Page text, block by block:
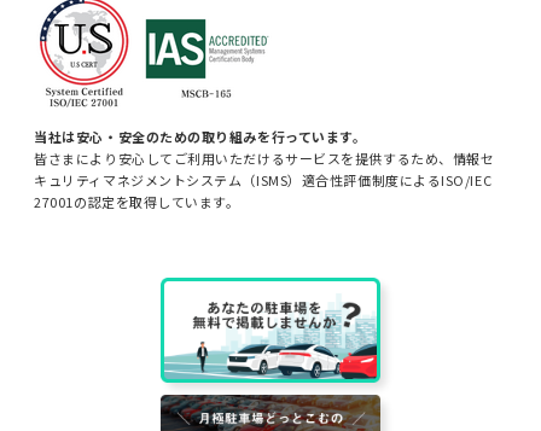
当社は安心・安全のための取り組みを行っています。
皆さまにより安心してご利用いただけるサービスを提供するため、情報セ
キュリティマネジメントシステム（ISMS）適合性評価制度によるISO/IEC
27001の認定を取得しています。